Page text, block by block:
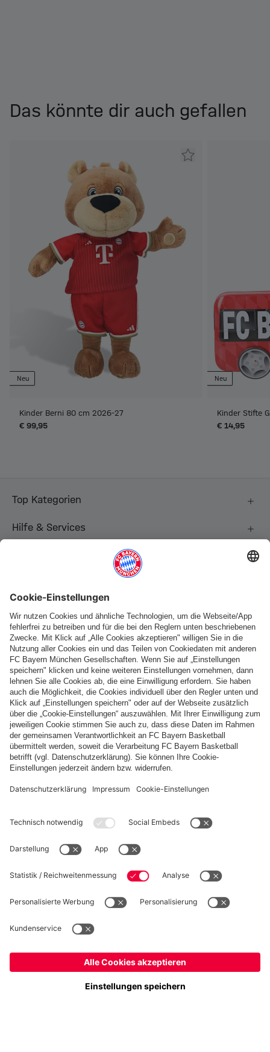
Das könnte dir auch gefallen
Neu
Kinder Berni 80 cm 2026-27
€ 99,95
Neu
Kinder Stifte
€ 14,95
Top Kategorien
Hilfe & Services
Folge uns
Zahlung & Lieferung
FC Bayern Store App
WIDERRUF
Datenschutz
Cookie Details
Preise inklusive MwSt. und zzgl. Versandkosten
© FC Bayern München AG
FC Bayern München AG, Säbener Str. 51-57, 81547 München
Ja,Österreich, um dorthin zu liefern!
Weltweit, um dorthin zu liefern!